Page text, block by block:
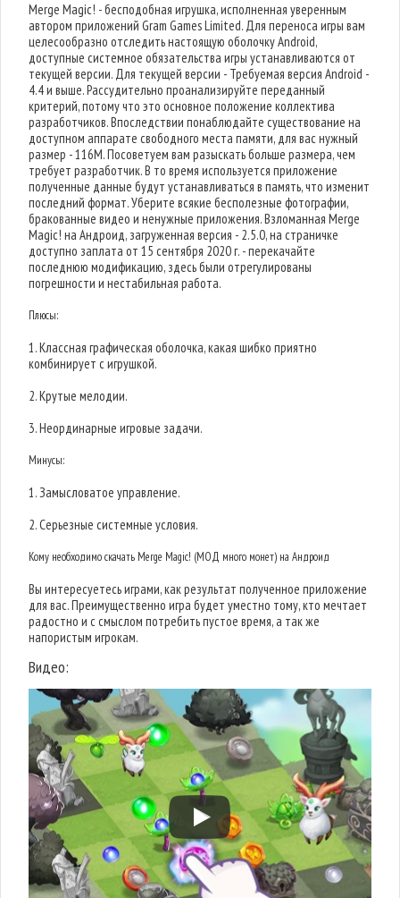
Merge Magic! - бесподобная игрушка, исполненная уверенным
автором приложений Gram Games Limited. Для переноса игры вам
целесообразно отследить настоящую оболочку Android,
доступные системное обязательства игры устанавливаются от
текущей версии. Для текущей версии - Требуемая версия Android -
4.4 и выше. Рассудительно проанализируйте переданный
критерий, потому что это основное положение коллектива
разработчиков. Впоследствии понаблюдайте существование на
доступном аппарате свободного места памяти, для вас нужный
размер - 116M. Посоветуем вам разыскать больше размера, чем
требует разработчик. В то время используется приложение
полученные данные будут устанавливаться в память, что изменит
последний формат. Уберите всякие бесполезные фотографии,
бракованные видео и ненужные приложения. Взломанная Merge
Magic! на Андроид, загруженная версия - 2.5.0, на страничке
доступно заплата от 15 сентября 2020 г. - перекачайте
последнюю модификацию, здесь были отрегулированы
погрешности и нестабильная работа.
Плюсы:
1. Классная графическая оболочка, какая шибко приятно
комбинирует с игрушкой.
2. Крутые мелодии.
3. Неординарные игровые задачи.
Минусы:
1. Замысловатое управление.
2. Серьезные системные условия.
Кому необходимо скачать Merge Magic! (МОД много монет) на Андроид
Вы интересуетесь играми, как результат полученное приложение
для вас. Преимущественно игра будет уместно тому, кто мечтает
радостно и с смыслом потребить пустое время, а так же
напористым игрокам.
Видео: